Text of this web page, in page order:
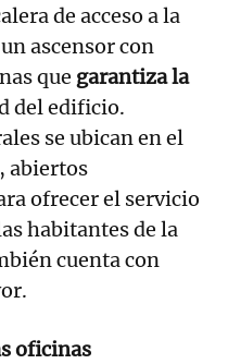
de acceso a la
ascensor con
que garantiza la
del edificio.
se ubican en el
abiertos
ofrecer el servicio
habitantes de la
cuenta con
oficinas